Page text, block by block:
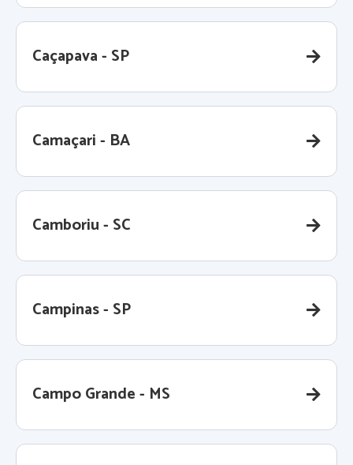
Caçapava - SP
Camaçari - BA
Camboriu - SC
Campinas - SP
Campo Grande - MS